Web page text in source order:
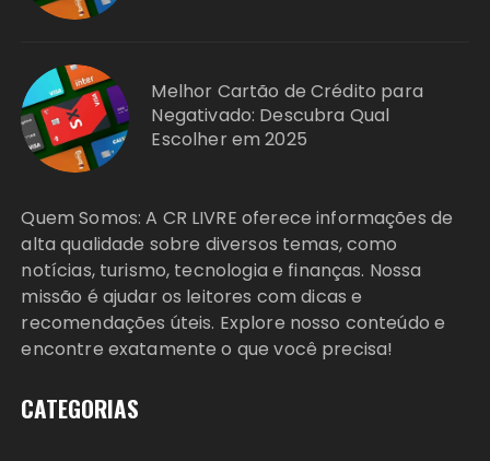
Melhor Cartão de Crédito para
Negativado: Descubra Qual
Escolher em 2025
Quem Somos: A CR LIVRE oferece informações de
alta qualidade sobre diversos temas, como
notícias, turismo, tecnologia e finanças. Nossa
missão é ajudar os leitores com dicas e
recomendações úteis. Explore nosso conteúdo e
encontre exatamente o que você precisa!
CATEGORIAS